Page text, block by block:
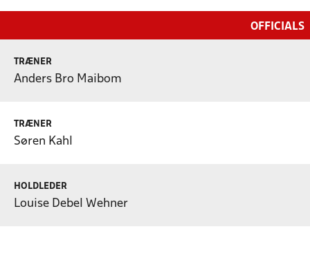
OFFICIALS
TRÆNER
Anders Bro Maibom
TRÆNER
Søren Kahl
HOLDLEDER
Louise Debel Wehner